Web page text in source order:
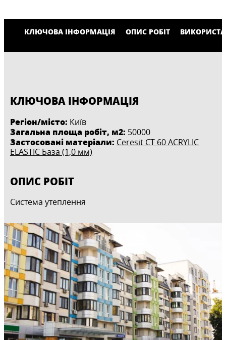
КЛЮЧОВА ІНФОРМАЦІЯ ОПИС РОБІТ
КЛЮЧОВА ІНФОРМАЦІЯ
Регіон/місто: Київ
Загальна площа робіт, м2: 50000
Застосовані матеріали: Ceresit CT 60 ACRYLIC
ELASTIC База (1,0 мм)
ОПИС РОБІТ
Система утеплення